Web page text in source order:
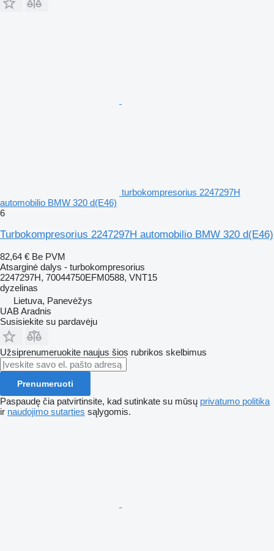
turbokompresorius 2247297H
automobilio BMW 320 d(E46)
6
Turbokompresorius 2247297H automobilio BMW 320 d(E46)
82,64 € Be PVM
Atsarginė dalys - turbokompresorius
2247297H, 70044750EFM0588, VNT15
dyzelinas
Lietuva, Panevėžys
UAB Aradnis
Susisiekite su pardavėju
Užsiprenumeruokite naujus šios rubrikos skelbimus
Prenumeruoti
Paspaudę čia patvirtinsite, kad sutinkate su mūsų privatumo politika
ir naudojimo sutarties sąlygomis.